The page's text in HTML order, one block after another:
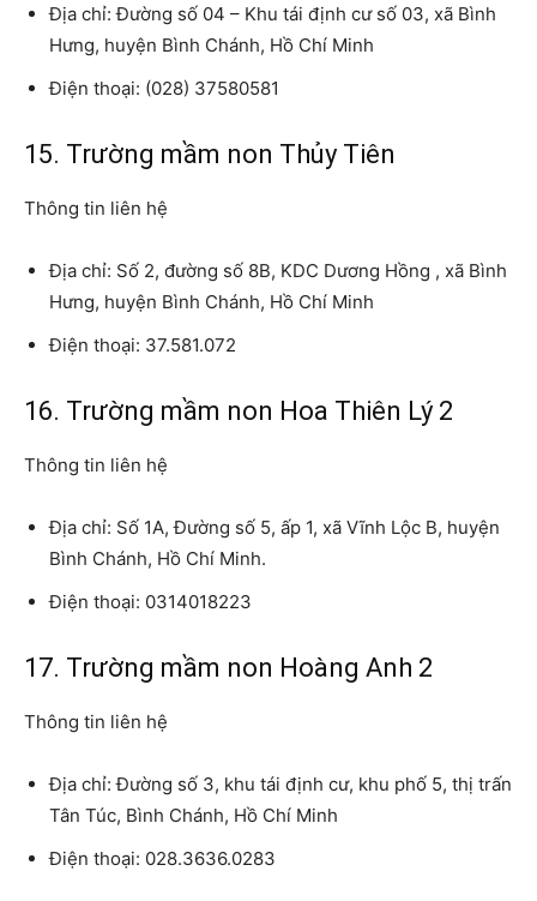
Địa chỉ: Đường số 04 – Khu tái định cư số 03, xã Bình
Hưng, huyện Bình Chánh, Hồ Chí Minh
Điện thoại: (028) 37580581
15. Trường mầm non Thủy Tiên
Thông tin liên hệ
Địa chỉ: Số 2, đường số 8B, KDC Dương Hồng , xã Bình
Hưng, huyện Bình Chánh, Hồ Chí Minh
Điện thoại: 37.581.072
16. Trường mầm non Hoa Thiên Lý 2
Thông tin liên hệ
Địa chỉ: Số 1A, Đường số 5, ấp 1, xã Vĩnh Lộc B, huyện
Bình Chánh, Hồ Chí Minh.
Điện thoại: 0314018223
17. Trường mầm non Hoàng Anh 2
Thông tin liên hệ
Địa chỉ: Đường số 3, khu tái định cư, khu phố 5, thị trấn
Tân Túc, Bình Chánh, Hồ Chí Minh
Điện thoại: 028.3636.0283